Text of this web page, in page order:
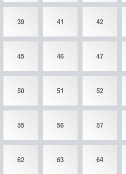
39 41 42
45 46 47
50 51 52
55 56 57
62 63 64